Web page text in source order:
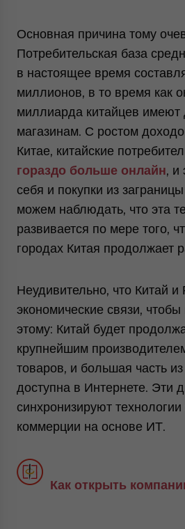
Основная причина тому
Потребительская база
в настоящее время
миллионов, в то время как
миллиарда китайцев имеют
магазинам. С ростом
Китае, китайские
гораздо больше онлайн, и
себя и покупки из
можем наблюдать, что эта
развивается по мере того,
городах Китая продолжает
Неудивительно, что Китай и
экономические связи, чтобы
этому: Китай будет
крупнейшим
товаров, и большая часть
доступна в Интернете. Эти
синхронизируют
коммерции на основе ИТ.
Как открыть